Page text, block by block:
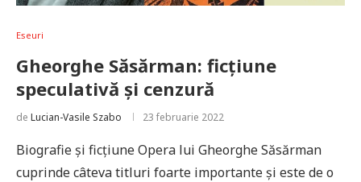
Eseuri
Gheorghe Săsărman: ficțiune
speculativă și cenzură
de Lucian-Vasile Szabo 23 februarie 2022
Biografie şi ficţiune Opera lui Gheorghe Săsărman
cuprinde câteva titluri foarte importante şi este de o